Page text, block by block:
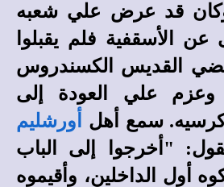
قد عرض علي شعبه
عن الأسقفية فلم يقبلوا
القديس الكسندروس
وعزم علي العودة إلى
كرسيه. سمع أهل
أورشليم
"أخرجوا إلى الباب
أول الداخلين، وأقيموه